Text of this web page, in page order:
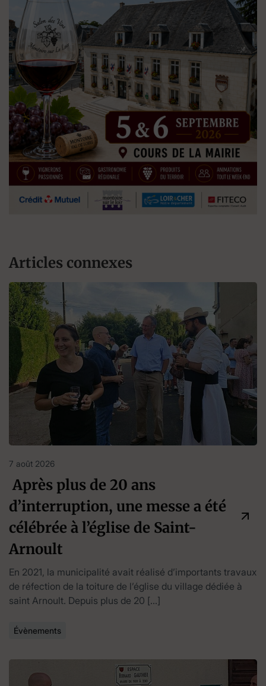
Articles connexes
7 août 2026
Après plus de 20 ans
d’interruption, une messe a été
célébrée à l’église de Saint-
Arnoult
En 2021, la municipalité avait réalisé d’importants travaux
de réfection de la toiture de l’église du village dédiée à
saint Arnoult. Depuis plus de 20 […]
Évènements